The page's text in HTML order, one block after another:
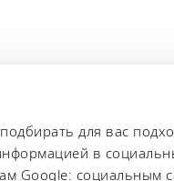
для вас
в
Google: социальным